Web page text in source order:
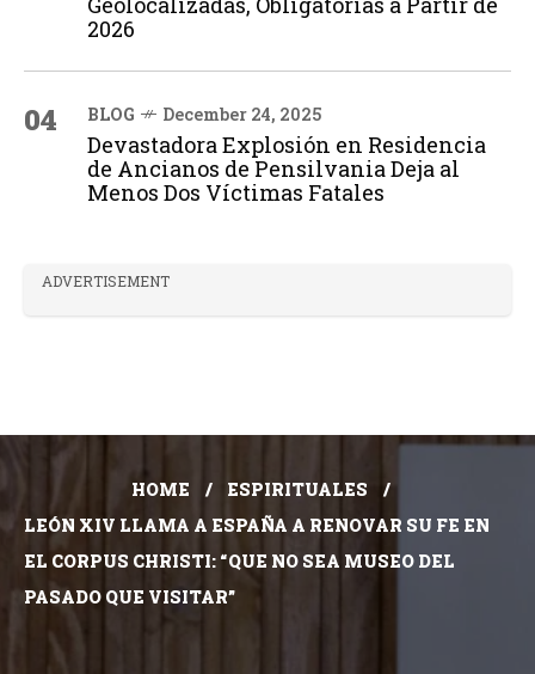
2026
04 BLOG December 24, 2025
Devastadora Explosión en Residencia
de Ancianos de Pensilvania Deja al
Menos Dos Víctimas Fatales
ADVERTISEMENT
HOME
ESPIRITUALES
LEÓN XIV LLAMA A ESPAÑA A RENOVAR SU FE EN
EL CORPUS CHRISTI: “QUE NO SEA MUSEO DEL
PASADO QUE VISITAR”